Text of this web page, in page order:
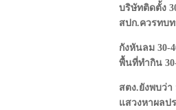
บริษัทติดตั้ง
สปก.ควรทบ
กังหันลม 30-
พื้นที่ทำกิน
สตง.ยังพบว่า
แสวงหาผลป